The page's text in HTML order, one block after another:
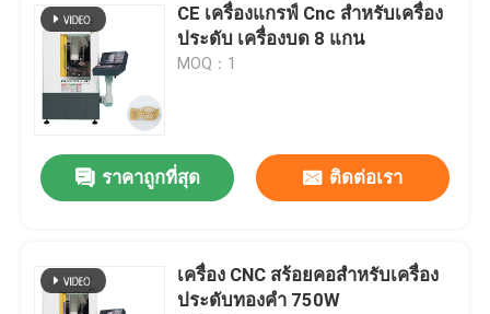
CE เครื่องแกรฟ์ Cnc สําหรับเครื่อง
ประดับ เครื่องบด 8 แกน
MOQ：1
ราคาถูกที่สุด ติดต่อเรา
เครื่อง CNC สร้อยคอสําหรับเครื่อง
ประดับทองคํา 750W